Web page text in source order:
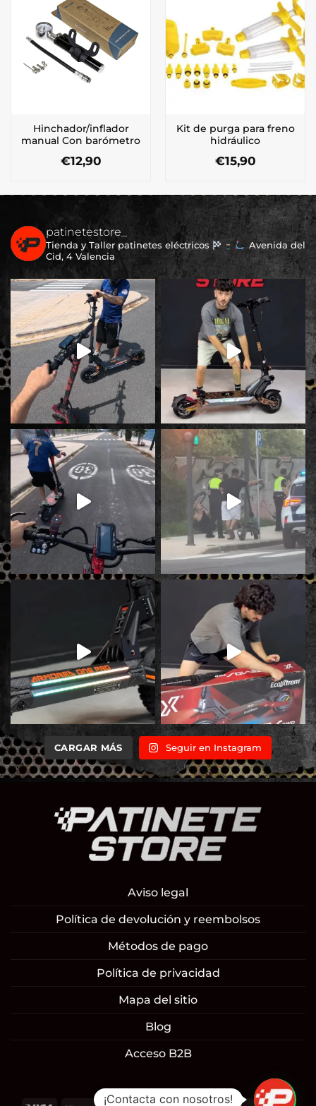
Hinchador/inflador
manual Con barómetro
€12,90
Kit de purga para freno
hidráulico
€15,90
patinetestore_
Tienda y Taller patinetes eléctricos
Avenida del
Cid, 4 Valencia
CARGAR MÁS Seguir en Instagram
Aviso legal
Política de devolución y reembolsos
Métodos de pago
Política de privacidad
Mapa del sitio
Blog
Acceso B2B
¡Contacta con nosotros!
1